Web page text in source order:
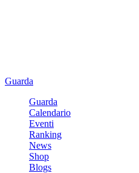
Guarda
Guarda
Calendario
Eventi
Ranking
News
Shop
Blogs